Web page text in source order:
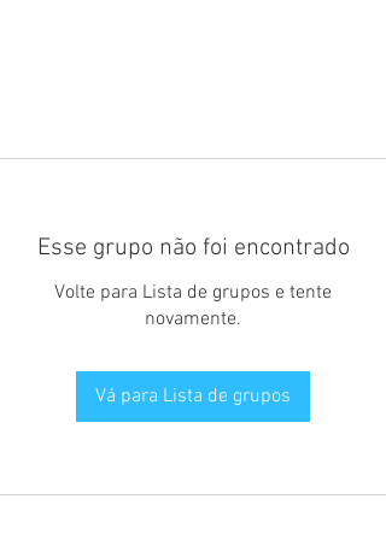
Esse grupo não foi encontrado
Volte para Lista de grupos e tente
novamente.
Vá para Lista de grupos